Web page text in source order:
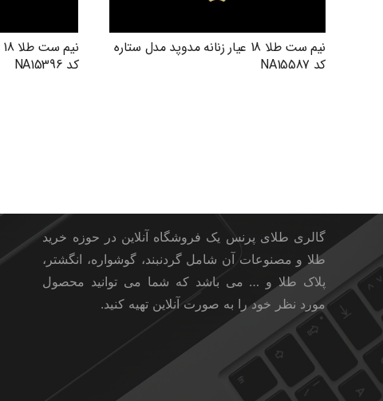
نیم ست طلا 18 عیار زنانه مدوپد مدل ستاره
کد NA15587
کد NA15396
گالری طلای پرنس یک فروشگاه آنلاین در حوزه خرید
طلا و مصنوعات آن شامل گردنبند، گوشواره، انگشتر،
پلاک طلا و … می باشد که شما می توانید محصول
مورد نظر خود را به صورت آنلاین تهیه کنید.